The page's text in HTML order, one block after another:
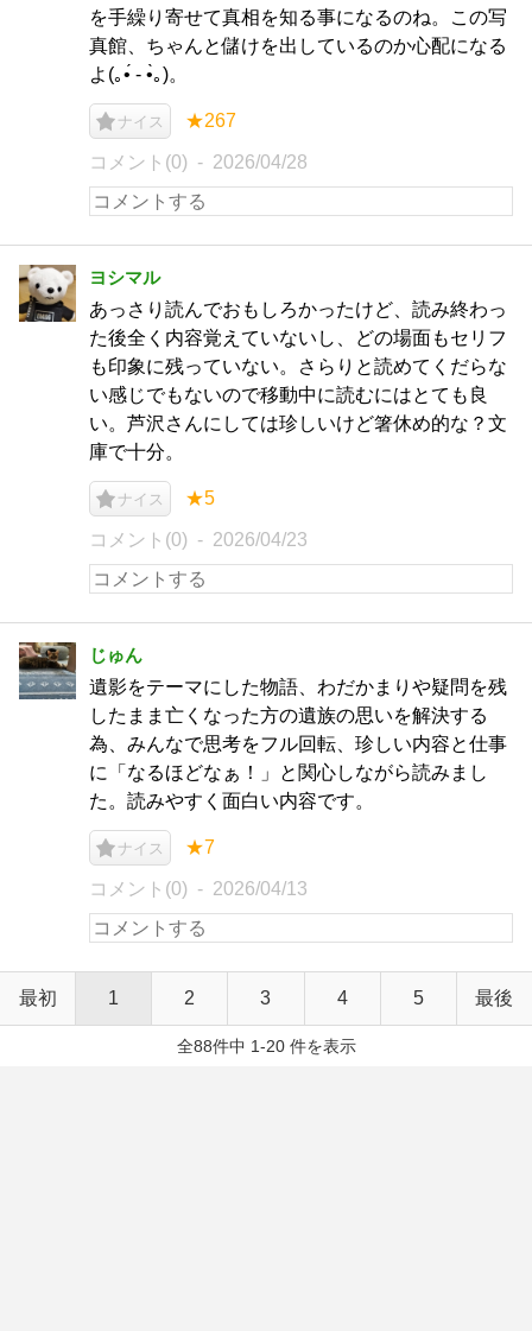
を手繰り寄せて真相を知る事になるのね。この写
真館、ちゃんと儲けを出しているのか心配になる
よ(｡•́ - •̀｡)。
ナイス ★267
コメント(0) 2026/04/28
ヨシマル
あっさり読んでおもしろかったけど、読み終わっ
た後全く内容覚えていないし、どの場面もセリフ
も印象に残っていない。さらりと読めてくだらな
い感じでもないので移動中に読むにはとても良
い。芦沢さんにしては珍しいけど箸休め的な？文
庫で十分。
ナイス ★5
コメント(0) 2026/04/23
じゅん
遺影をテーマにした物語、わだかまりや疑問を残
したまま亡くなった方の遺族の思いを解決する
為、みんなで思考をフル回転、珍しい内容と仕事
に「なるほどなぁ！」と関心しながら読みまし
た。読みやすく面白い内容です。
ナイス ★7
コメント(0) 2026/04/13
最初 1 2 3 4 5 最後
全88件中 1-20 件を表示